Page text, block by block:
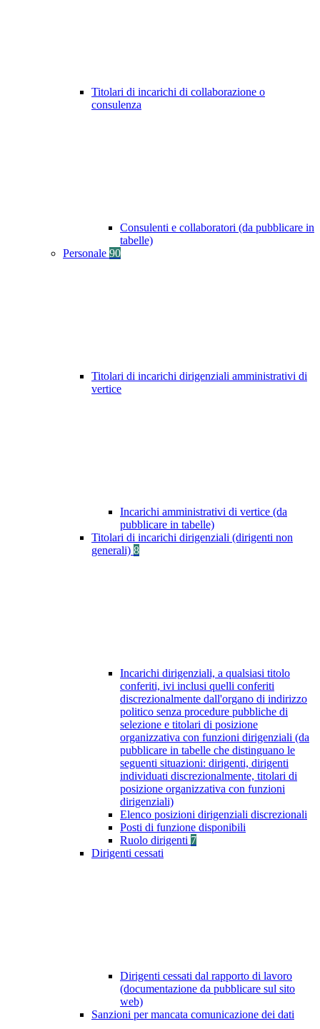
Titolari di incarichi di collaborazione o
consulenza
Consulenti e collaboratori (da pubblicare in
tabelle)
Personale 90
Titolari di incarichi dirigenziali amministrativi di
vertice
Incarichi amministrativi di vertice (da
pubblicare in tabelle)
Titolari di incarichi dirigenziali (dirigenti non
generali) 8
Incarichi dirigenziali, a qualsiasi titolo
conferiti, ivi inclusi quelli conferiti
discrezionalmente dall'organo di indirizzo
politico senza procedure pubbliche di
selezione e titolari di posizione
organizzativa con funzioni dirigenziali (da
pubblicare in tabelle che distinguano le
seguenti situazioni: dirigenti, dirigenti
individuati discrezionalmente, titolari di
posizione organizzativa con funzioni
dirigenziali)
Elenco posizioni dirigenziali discrezionali
Posti di funzione disponibili
Ruolo dirigenti 7
Dirigenti cessati
Dirigenti cessati dal rapporto di lavoro
(documentazione da pubblicare sul sito
web)
Sanzioni per mancata comunicazione dei dati